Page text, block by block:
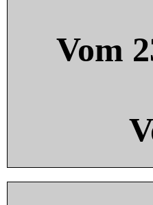
Vom